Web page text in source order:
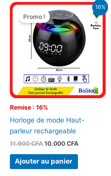
16%
Remise : 16%
Promo !
Horloge de mode Haut-
parleur rechargeable
11.900CFA
Le
prix
initial
était :
11.900 CFA.
10.000 CFA
Le
actuel
est :
10.000 CFA.
Ajouter au panier